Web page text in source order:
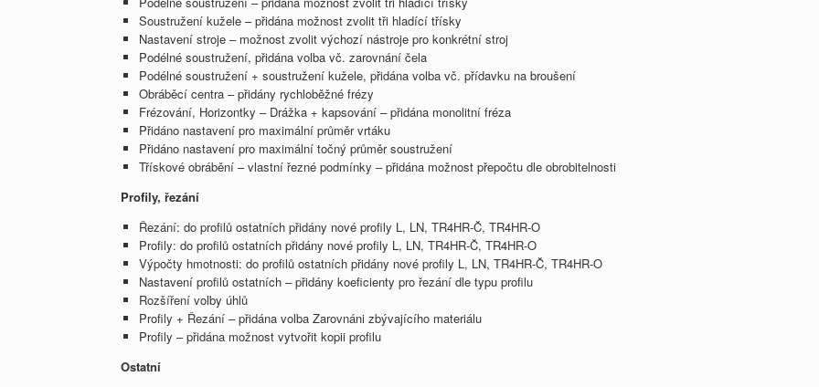
Soustružení kužele – přidána možnost zvolit tři hladící třísky
Nastavení stroje – možnost zvolit výchozí nástroje pro konkrétní stroj
Podélné soustružení, přidána volba vč. zarovnání čela
Podélné soustružení + soustružení kužele, přidána volba vč. přídavku na broušení
Obráběcí centra – přidány rychloběžné frézy
Frézování, Horizontky – Drážka + kapsování – přidána monolitní fréza
Přidáno nastavení pro maximální průměr vrtáku
Přidáno nastavení pro maximální točný průměr soustružení
Třískové obrábění – vlastní řezné podmínky – přidána možnost přepočtu dle obrobitelnosti
Profily, řezání
Řezání: do profilů ostatních přidány nové profily L, LN, TR4HR-Č, TR4HR-O
Profily: do profilů ostatních přidány nové profily L, LN, TR4HR-Č, TR4HR-O
Výpočty hmotnosti: do profilů ostatních přidány nové profily L, LN, TR4HR-Č, TR4HR-O
Nastavení profilů ostatních – přidány koeficienty pro řezání dle typu profilu
Rozšíření volby úhlů
Profily + Řezání – přidána volba Zarovnáni zbývajícího materiálu
Profily – přidána možnost vytvořit kopii profilu
Ostatní